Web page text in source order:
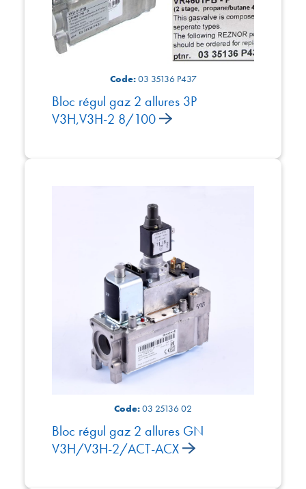
Code:03 35136 P437
Bloc régul gaz 2 allures 3P
V3H,V3H-2 8/100
Code:03 25136 02
Bloc régul gaz 2 allures GN
V3H/V3H-2/ACT-ACX